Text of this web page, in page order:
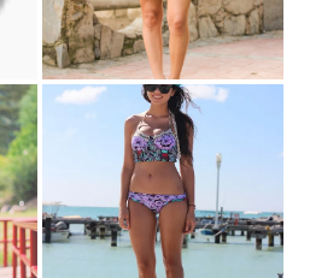
Just another day at the
beach...